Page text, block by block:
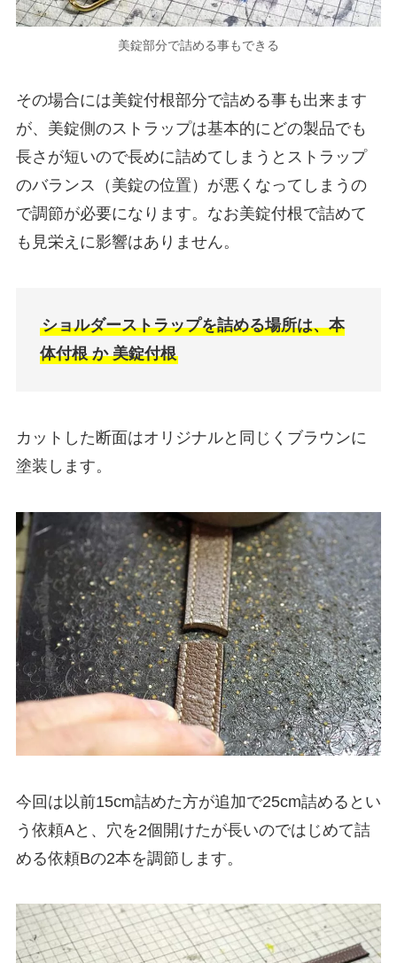
美錠部分で詰める事もできる
その場合には美錠付根部分で詰める事も出来ます
が、美錠側のストラップは基本的にどの製品でも
長さが短いので長めに詰めてしまうとストラップ
のバランス（美錠の位置）が悪くなってしまうの
で調節が必要になります。なお美錠付根で詰めて
も見栄えに影響はありません。
ショルダーストラップを詰める場所は、本
体付根 か 美錠付根
カットした断面はオリジナルと同じくブラウンに
塗装します。
今回は以前15cm詰めた方が追加で25cm詰めるとい
う依頼Aと、穴を2個開けたが長いのではじめて詰
める依頼Bの2本を調節します。